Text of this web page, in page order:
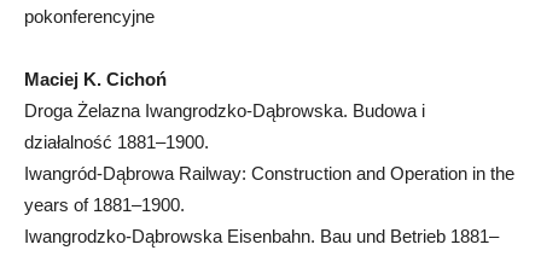
pokonferencyjne
Maciej K. Cichoń
Droga Żelazna Iwangrodzko-Dąbrowska. Budowa i
działalność 1881–1900.
Iwangród-Dąbrowa Railway: Construction and Operation in the
years of 1881–1900.
Iwangrodzko-Dąbrowska Eisenbahn. Bau und Betrieb 1881–